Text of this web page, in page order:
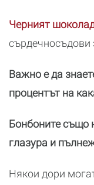
Черният
сърдечносъдови
Важно е да
процентът на
Бонбоните също
глазура и
Някои дори